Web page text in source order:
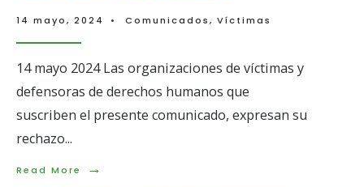
14 mayo, 2024 • Comunicados, Víctimas
14 mayo 2024 Las organizaciones de víctimas y
defensoras de derechos humanos que
suscriben el presente comunicado, expresan su
rechazo...
Read More →
Read
Víctimas de “falsos